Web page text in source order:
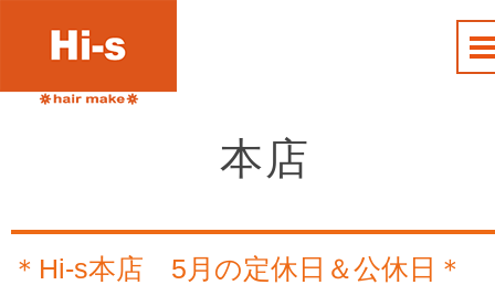
本店
＊Hi-s本店 5月の定休日＆公休日＊